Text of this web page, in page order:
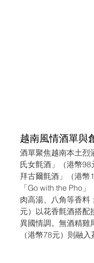
越南風情酒單與
酒單聚焦越南本土烈
氏女氈酒」（港幣
拜古爾氈酒」（港幣
「Go with the Pho
肉高湯、八角等香料
元）以花香氈酒搭配
異國情調。無酒精雞
（港幣78元）則融